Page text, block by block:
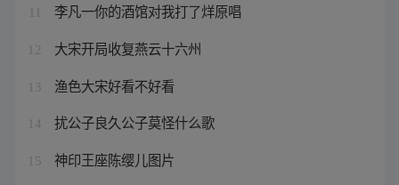
李凡一你的酒馆对我打了烊原唱
12 大宋开局收复燕云十六州
13 渔色大宋好看不好看
14 扰公子良久公子莫怪什么歌
15 神印王座陈缨儿图片